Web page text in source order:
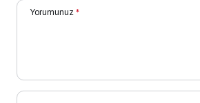
Yorumunuz *